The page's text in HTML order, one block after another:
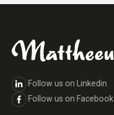
Follow us on Linkedin
Follow us on Facebook